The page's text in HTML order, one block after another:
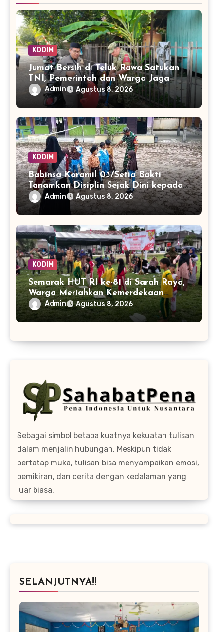
KODIM
Jumat Bersih di Teluk Rawa Satukan
TNI, Pemerintah dan Warga Jaga
Lingkungan
Admin Agustus 8, 2026
KODIM
Babinsa Koramil 03/Setia Bakti
Tanamkan Disiplin Sejak Dini kepada
Siswa SDN 8 Aceh Jaya
Admin Agustus 8, 2026
KODIM
Semarak HUT RI ke-81 di Sarah Raya,
Warga Meriahkan Kemerdekaan
dengan Lomba Balap Karung
Admin Agustus 8, 2026
Sebagai simbol betapa kuatnya kekuatan tulisan
dalam menjalin hubungan. Meskipun tidak
bertatap muka, tulisan bisa menyampaikan emosi,
pemikiran, dan cerita dengan kedalaman yang
luar biasa.
SELANJUTNYA!!